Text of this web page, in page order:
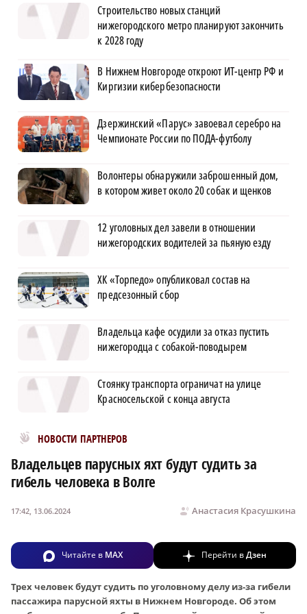
Строительство новых станций
нижегородского метро планируют закончить
к 2028 году
В Нижнем Новгороде откроют ИТ-центр РФ и
Киргизии кибербезопасности
Дзержинский «Парус» завоевал серебро на
Чемпионате России по ПОДА-футболу
Волонтеры обнаружили заброшенный дом,
в котором живет около 20 собак и щенков
12 уголовных дел завели в отношении
нижегородских водителей за пьяную езду
ХК «Торпедо» опубликовал состав на
предсезонный сбор
Владельца кафе осудили за отказ пустить
нижегородца с собакой-поводырем
Стоянку транспорта ограничат на улице
Красносельской с конца августа
НОВОСТИ ПАРТНЕРОВ
Новости МирТесен
Владельцев парусных яхт будут судить за
гибель человека в Волге
Анастасия Красушкина
17:42, 13.06.2024
Читайте в MAX Перейти вДзен
Трех человек будут судить по уголовному делу из-за гибели
пассажира парусной яхты в Нижнем Новгороде. Об этом